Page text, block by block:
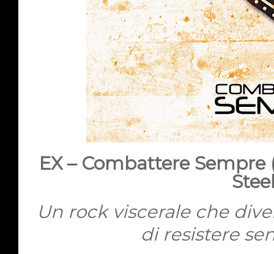
EX – Combattere
Un rock viscerale che
di resistere